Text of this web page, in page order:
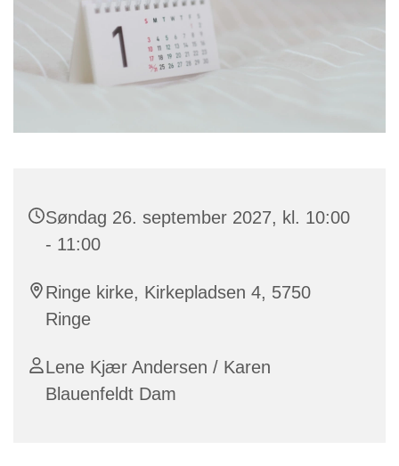
Søndag 26. september 2027, kl. 10:00
- 11:00
Ringe kirke, Kirkepladsen 4, 5750
Ringe
Lene Kjær Andersen / Karen
Blauenfeldt Dam